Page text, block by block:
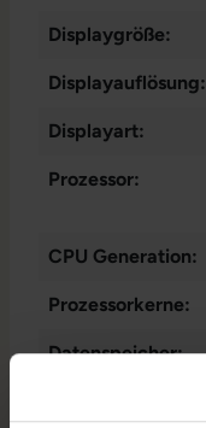
Displaygröße:
Displayauflösung:
Displayart:
Prozessor:
CPU Generation:
Prozessorkerne:
Datenspeicher: